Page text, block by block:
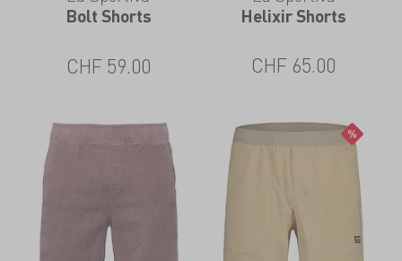
Bolt Shorts
CHF 59.00
Helixir Shorts
CHF 65.00